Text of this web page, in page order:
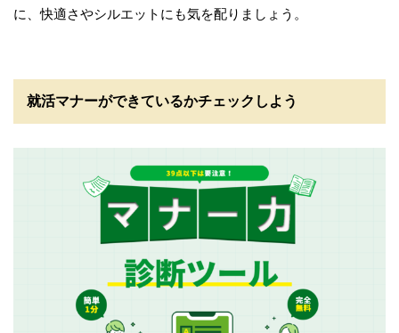
に、快適さやシルエットにも気を配りましょう。
就活マナーができているかチェックしよう